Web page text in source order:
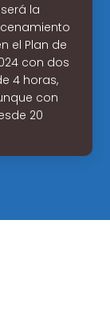
la
el Plan de
con dos
4 horas,
con
20